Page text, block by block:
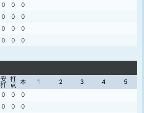
0 0
0
0 0
0
0 0
0
0 0 0
安
打
打
点 本 1 2 3 4
5
0 0
0
0 0
0